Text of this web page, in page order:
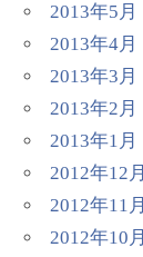
2013年5月
2013年4月
2013年3月
2013年2月
2013年1月
2012年12月
2012年11月
2012年10月